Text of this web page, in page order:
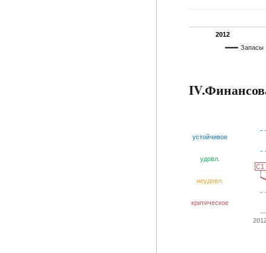
Запасы
2012
устойчивое
удовл.
неудовл.
критическое
C1
C1